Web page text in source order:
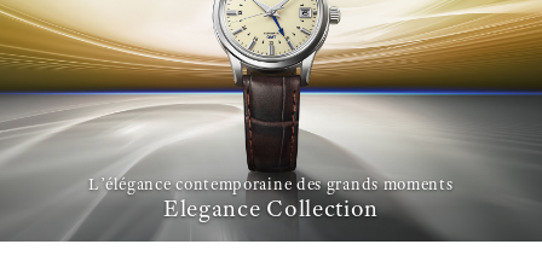
L’élégance contemporaine des grands moments
Elegance Collection